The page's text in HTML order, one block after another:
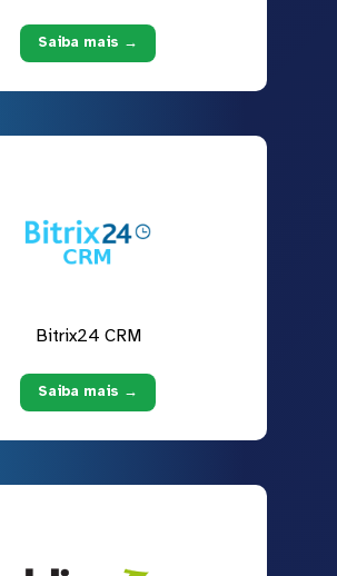
Saiba mais →
Bitrix24 CRM
Saiba mais →